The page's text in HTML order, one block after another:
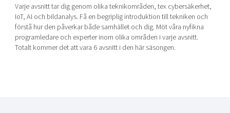
Varje avsnitt tar dig genom olika teknikområden, tex cybersäkerhet,
IoT, AI och bildanalys. Få en begriplig introduktion till tekniken och
förstå hur den påverkar både samhället och dig. Möt våra nyfikna
programledare och experter inom olika områden i varje avsnitt.
Totalt kommer det att vara 6 avsnitt i den här säsongen.